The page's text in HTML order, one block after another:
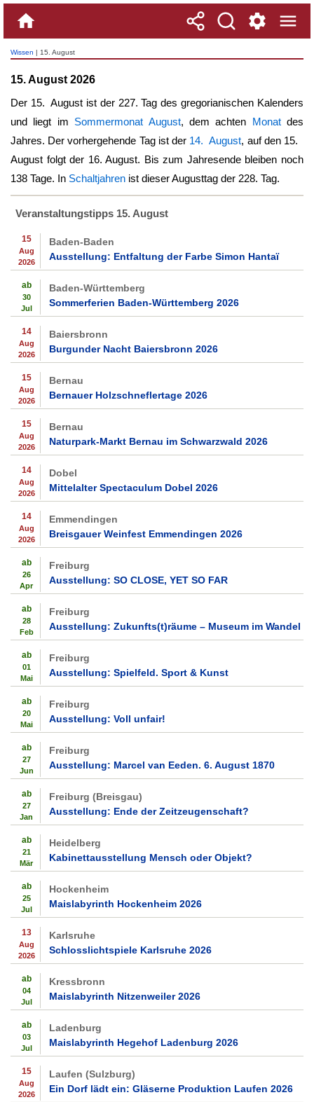
Wissen | 15. August
15. August 2026
Der 15. Augustist der 227. Tag des gregorianischen Kalenders
und liegt im Sommermonat August, dem achten Monatdes
Jahres. Der vorhergehende Tag ist der 14. August, auf den 15.
August folgt der 16. August. Bis zum Jahresende bleiben noch
138 Tage. In Schaltjahren ist dieser Augusttag der 228. Tag.
Veranstaltungstipps 15. August
15
Aug
2026
Baden-Baden
Ausstellung: Entfaltung der Farbe Simon Hantaï
ab
30
Jul
Baden-Württemberg
Sommerferien Baden-Württemberg 2026
14
Aug
2026
Baiersbronn
Burgunder Nacht Baiersbronn 2026
15
Aug
2026
Bernau
Bernauer Holzschneflertage 2026
15
Aug
2026
Bernau
Naturpark-Markt Bernau im Schwarzwald 2026
14
Aug
2026
Dobel
Mittelalter Spectaculum Dobel 2026
14
Aug
2026
Emmendingen
Breisgauer Weinfest Emmendingen 2026
ab
26
Apr
Freiburg
Ausstellung: SO CLOSE, YET SO FAR
ab
28
Feb
Freiburg
Ausstellung: Zukunfts(t)räume – Museum im Wandel
ab
01
Mai
Freiburg
Ausstellung: Spielfeld. Sport & Kunst
ab
20
Mai
Freiburg
Ausstellung: Voll unfair!
ab
27
Jun
Freiburg
Ausstellung: Marcel van Eeden. 6. August 1870
ab
27
Jan
Freiburg (Breisgau)
Ausstellung: Ende der Zeitzeugenschaft?
ab
21
Mär
Heidelberg
Kabinettausstellung Mensch oder Objekt?
ab
25
Jul
Hockenheim
Maislabyrinth Hockenheim 2026
13
Aug
2026
Karlsruhe
Schlosslichtspiele Karlsruhe 2026
ab
04
Jul
Kressbronn
Maislabyrinth Nitzenweiler 2026
ab
03
Jul
Ladenburg
Maislabyrinth Hegehof Ladenburg 2026
15
Aug
2026
Laufen (Sulzburg)
Ein Dorf lädt ein: Gläserne Produktion Laufen 2026